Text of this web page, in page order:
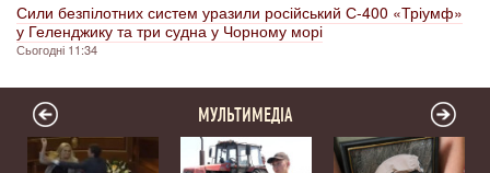
Сили безпілотних систем уразили російський С-400 «Тріумф»
у Геленджику та три судна у Чорному морі
Сьогодні 11:34
МУЛЬТИМЕДІА